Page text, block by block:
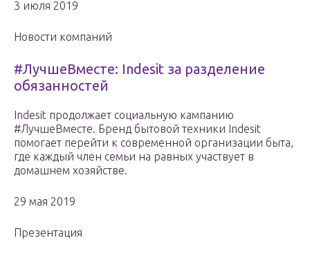
3 июля 2019
Новости компаний
#ЛучшеВместе: Indesit за разделение
обязанностей
Indesit продолжает социальную кампанию
#ЛучшеВместе. Бренд бытовой техники Indesit
помогает перейти к современной организации быта,
где каждый член семьи на равных участвует в
домашнем хозяйстве.
29 мая 2019
Презентация